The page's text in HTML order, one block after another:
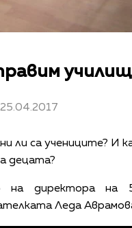
ли са учениците? И
децата?
на директора на
Леда